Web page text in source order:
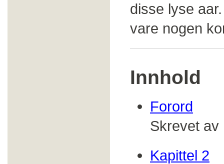
disse lyse
vare nogen
Innhold
Forord
Skrevet av
Kapittel 2